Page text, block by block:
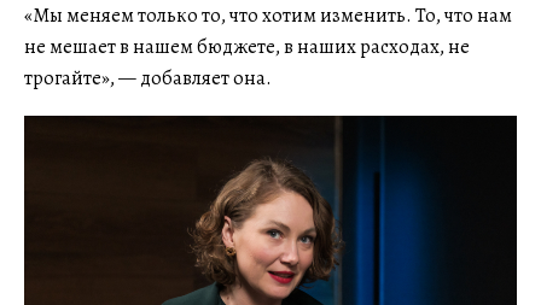
«Мы меняем только то, что хотим изменить. То, что нам
не мешает в нашем бюджете, в наших расходах, не
трогайте», — добавляет она.